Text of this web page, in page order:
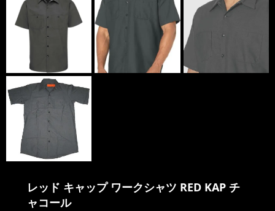
レッド キャップ ワークシャツ RED KAP チ
ャコール